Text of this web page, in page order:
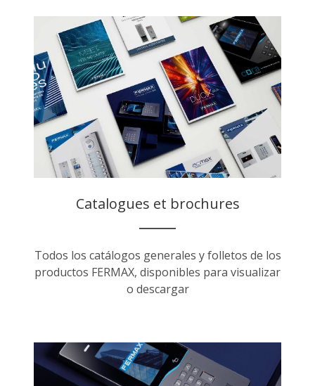
Catalogues et brochures
Todos los catálogos generales y folletos de los
productos FERMAX, disponibles para visualizar
o descargar